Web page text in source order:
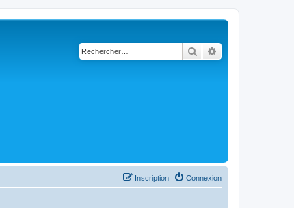
Rechercher
Connexion
Inscription